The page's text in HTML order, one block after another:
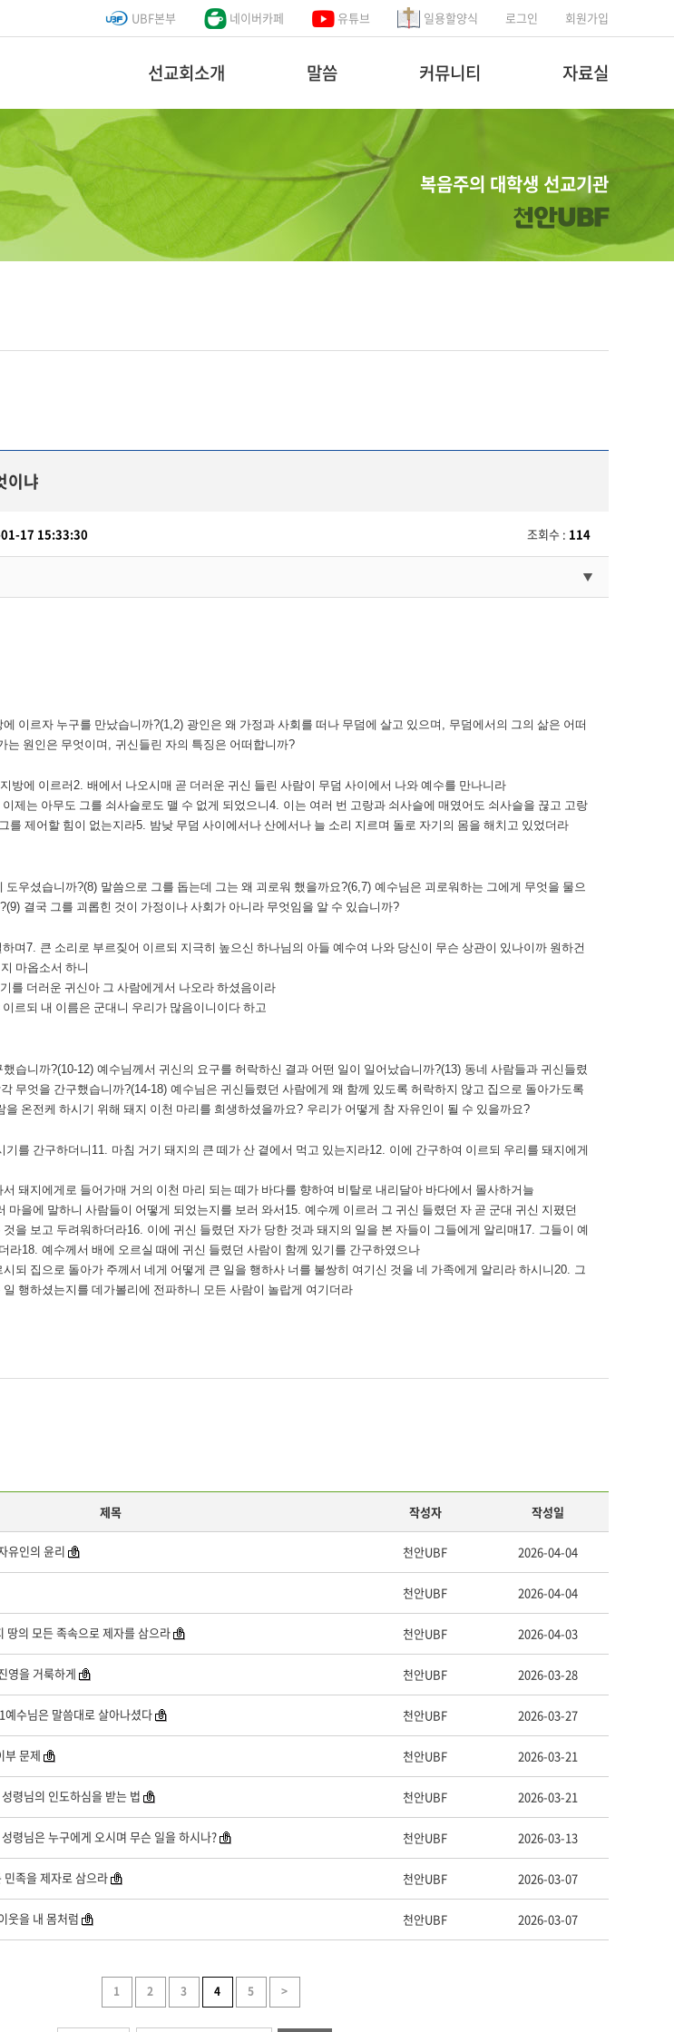
UBF본부 네이버카페 유튜브 일용할양식 로그인 회원가입
선교회소개 말씀 커뮤니티 자료실
복음주의 대학생 선교기관
천안UBF
이냐
17 15:33:30 조회수 : 114
이르자 누구를 만났습니까?(1,2) 광인은 왜 가정과 사회를 떠나 무덤에 살고 있으며 , 무덤에서의 그의 삶은 어떠
는 원인은 무엇이며 , 귀신들린 자의 특징은 어떠합니까?
방에 이르러2. 배에서 나오시매 곧 더러운 귀신 들린 사람이 무덤 사이에서 나와 예수를 만나니라
제는 아무도 그를 쇠사슬로도 맬 수 없게 되었으니4. 이는 여러 번 고랑과 쇠사슬에 매였어도 쇠사슬을 끊고 고랑
를 제어할 힘이 없는지라5. 밤낮 무덤 사이에서나 산에서나 늘 소리 지르며 돌로 자기의 몸을 해치고 있었더라
도우셨습니까?(8) 말씀으로 그를 돕는데 그는 왜 괴로워 했을까요?(6,7) 예수님은 괴로워하는 그에게 무엇을 물으
?(9) 결국 그를 괴롭힌 것이 가정이나 사회가 아니라 무엇임을 알 수 있습니까?
며7. 큰 소리로 부르짖어 이르되 지극히 높으신 하나님의 아들 예수여 나와 당신이 무슨 상관이 있나이까 원하건
마옵소서 하니
를 더러운 귀신아 그 사람에게서 나오라 하셨음이라
르되 내 이름은 군대니 우리가 많음이니이다 하고
했습니까?(10-12) 예수님께서 귀신의 요구를 허락하신 결과 어떤 일이 일어났습니까?(13) 동네 사람들과 귀신들렸
무엇을 간구했습니까?(14-18) 예수님은 귀신들렸던 사람에게 왜 함께 있도록 허락하지 않고 집으로 돌아가도록
을 온전케 하시기 위해 돼지 이천 마리를 희생하셨을까요? 우리가 어떻게 참 자유인이 될 수 있을까요?
기를 간구하더니 11. 마침 거기 돼지의 큰 떼가 산 곁에서 먹고 있는지라12. 이에 간구하여 이르되 우리를 돼지에게
돼지에게로 들어가매 거의 이천 마리 되는 떼가 바다를 향하여 비탈로 내리달아 바다에서 몰사하거늘
마을에 말하니 사람들이 어떻게 되었는지를 보러 와서 15. 예수께 이르러 그 귀신 들렸던 자 곧 군대 귀신 지폈던
을 보고 두려워하더라16. 이에 귀신 들렸던 자가 당한 것과 돼지의 일을 본 자들이 그들에게 알리매 17. 그들이 예
라18. 예수께서 배에 오르실 때에 귀신 들렸던 사람이 함께 있기를 간구하였으나
되 집으로 돌아가 주께서 네게 어떻게 큰 일을 행하사 너를 불쌍히 여기신 것을 네 가족에게 알리라 하시니20. 그
행하셨는지를 데가볼리에 전파하니 모든 사람이 놀랍게 여기더라
제목 작성자 작성일
유인의 윤리 천안UBF 2026-04-04
천안UBF 2026-04-04
땅의 모든 족속으로 제자를 삼으라 천안UBF 2026-04-03
영을 거룩하게 천안UBF 2026-03-28
수님은 말씀대로 살아나셨다 천안UBF 2026-03-27
부 문제 천안UBF 2026-03-21
령님의 인도하심을 받는 법 천안UBF 2026-03-21
령님은 누구에게 오시며 무슨 일을 하시나? 천안UBF 2026-03-13
족을 제자로 삼으라 천안UBF 2026-03-07
웃을 내 몸처럼 천안UBF 2026-03-07
1 2 3 4 5 >